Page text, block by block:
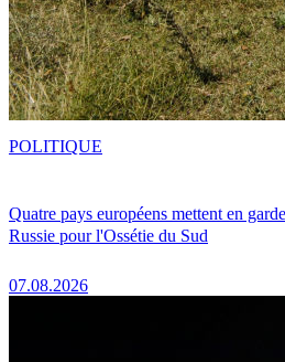
Quatre pays européens mettent en
Russie pour l'Ossétie du Sud
07.08.2026
POLITIQUE